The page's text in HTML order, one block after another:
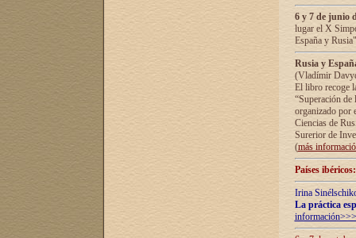
6 y 7 de junio
lugar el X
España y
Rusia y
(Vladímir
El libro recoge
“Superación
organizado por
Ciencias de
Surerior de
(más
Países
Irina
La práctica
información>>>